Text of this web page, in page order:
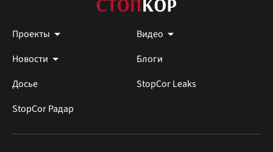
Проекты
Видео
Новости
Блоги
Досье
StopCor Leaks
StopCor Радар